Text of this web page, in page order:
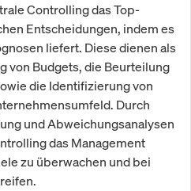
Controlling das Top-
Entscheidungen, indem es
liefert. Diese dienen als
von Budgets, die Beurteilung
die Identifizierung von
Durch
und Abweichungsanalysen
das Management
zu überwachen und bei